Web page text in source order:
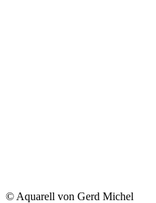
© Aquarell von Gerd Michel